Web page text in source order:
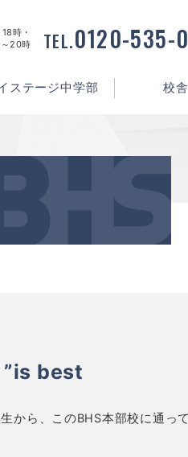
時・
20時
TEL.0120-535-
ステージ中学部 校
”is best
から、このBHS本部校に通っ